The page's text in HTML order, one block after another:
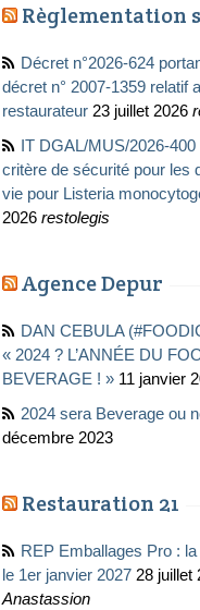
Règlementation
Décret n°2026-624
décret n° 2007-1359 relatif
restaurateur 23 juillet 2026
IT DGAL/MUS/2026-400
critère de sécurité pour les
vie pour Listeria
2026 restolegis
Agence Depur
DAN CEBULA
« 2024 ? L’ANNÉE DU
BEVERAGE ! » 11 janvier
2024 sera Beverage ou
décembre 2023
Restauration 21
REP Emballages Pro :
le 1er janvier 2027 28 juillet
Anastassion